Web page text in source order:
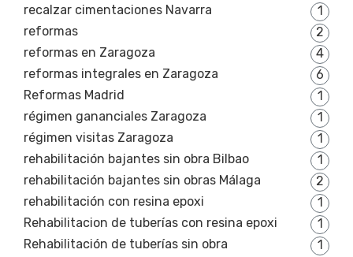
recalzar cimentaciones Navarra
1
reformas
2
reformas en Zaragoza
4
reformas integrales en Zaragoza
6
Reformas Madrid
1
régimen gananciales Zaragoza
1
régimen visitas Zaragoza
1
rehabilitación bajantes sin obra Bilbao
1
rehabilitación bajantes sin obras Málaga
2
rehabilitación con resina epoxi
1
Rehabilitacion de tuberías con resina epoxi
1
Rehabilitación de tuberías sin obra
1